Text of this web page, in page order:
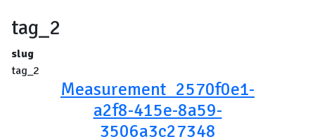
tag_2
slug
tag_2
Measurement_2570f0e1-
a2f8-415e-8a59-
3506a3c27348